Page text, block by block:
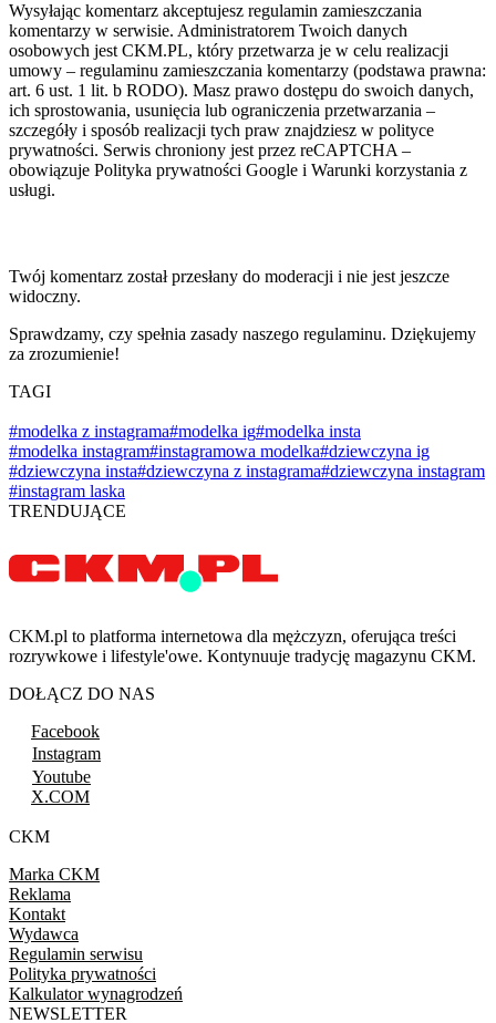
Wysyłając komentarz akceptujesz regulamin zamieszczania
komentarzy w serwisie. Administratorem Twoich danych
osobowych jest CKM.PL, który przetwarza je w celu realizacji
umowy – regulaminu zamieszczania komentarzy (podstawa prawna:
art. 6 ust. 1 lit. b RODO). Masz prawo dostępu do swoich danych,
ich sprostowania, usunięcia lub ograniczenia przetwarzania –
szczegóły i sposób realizacji tych praw znajdziesz w polityce
prywatności. Serwis chroniony jest przez reCAPTCHA –
obowiązuje Polityka prywatności Google i Warunki korzystania z
usługi.
Twój komentarz został przesłany do moderacji i nie jest jeszcze
widoczny.
Sprawdzamy, czy spełnia zasady naszego regulaminu. Dziękujemy
za zrozumienie!
TAGI
#modelka z instagrama#modelka ig#modelka insta
#modelka instagram#instagramowa modelka#dziewczyna ig
#dziewczyna insta#dziewczyna z instagrama#dziewczyna instagram
#instagram laska
TRENDUJĄCE
CKM.pl to platforma internetowa dla mężczyzn, oferująca treści
rozrywkowe i lifestyle'owe. Kontynuuje tradycję magazynu CKM.
DOŁĄCZ DO NAS
Facebook
Instagram
Youtube
X.COM
CKM
Marka CKM
Reklama
Kontakt
Wydawca
Regulamin serwisu
Polityka prywatności
Kalkulator wynagrodzeń
NEWSLETTER